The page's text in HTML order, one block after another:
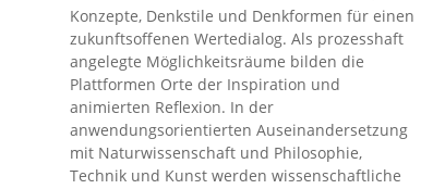
Konzepte, Denkstile und Denkformen für einen
zukunftsoffenen Wertedialog. Als prozesshaft
angelegte Möglichkeitsräume bilden die
Plattformen Orte der Inspiration und
animierten Reflexion. In der
anwendungsorientierten Auseinandersetzung
mit Naturwissenschaft und Philosophie,
Technik und Kunst werden wissenschaftliche